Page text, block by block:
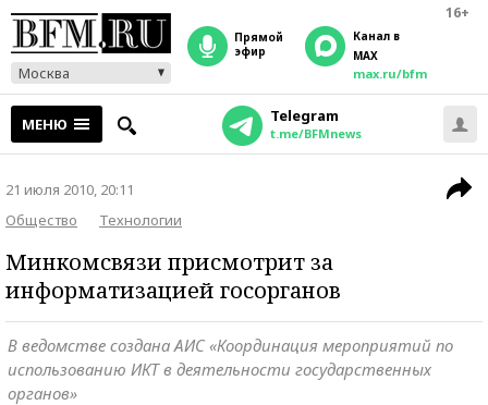
16+
Москва
прямой
эфир
Канал в
MAX
max.ru/bfm
МЕНЮ Telegram
t.me/BFMnews
21 июля 2010, 20:11
Общество
Технологии
Минкомсвязи присмотрит за
информатизацией госорганов
В ведомстве создана АИС «Координация мероприятий по
использованию ИКТ в деятельности государственных
органов»